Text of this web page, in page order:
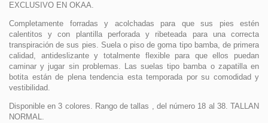
EXCLUSIVO EN OKAA.
Completamente forradas y acolchadas para que sus pies estén
calentitos y con plantilla perforada y ribeteada para una correcta
transpiración de sus pies. Suela o piso de goma tipo bamba, de primera
calidad, antideslizante y totalmente flexible para que ellos puedan
caminar y jugar sin problemas. Las suelas tipo bamba o zapatilla en
botita están de plena tendencia esta temporada por su comodidad y
vestibilidad.
Disponible en 3 colores. Rango de tallas , del número 18 al 38. TALLAN
NORMAL.